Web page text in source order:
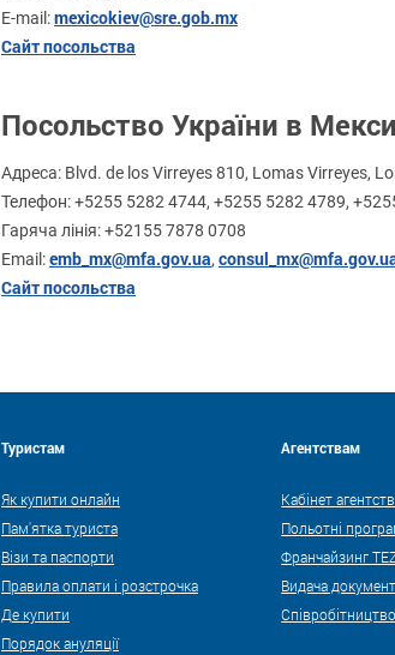
E-mail:mexicokiev@sre.gob.mx
Сайт посольства
Посольство України в
Адреса: Blvd. de los Virreyes 810, Lomas Virreyes,
Телефон: +5255 5282 4744, +5255 5282 4789,
Гаряча лінія: +52155 7878 0708
Email:emb_mx@mfa.gov.ua,
Сайт посольства
Туристам
Як купити онлайн
Пам'ятка туриста
Візи та паспорти
Правила оплати і розстрочка
Де купити
Порядок ануляції
Агентствам
Кабінет
Польотні
Франчайзинг
Видача
Співробітництво